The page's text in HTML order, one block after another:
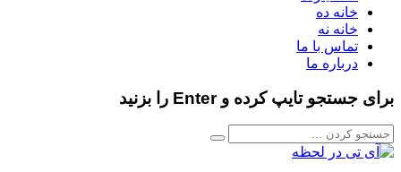
خانه ده
خانه نه
تماس با ما
درباره ما
برای جستجو تایپ کرده و Enter را بزنید